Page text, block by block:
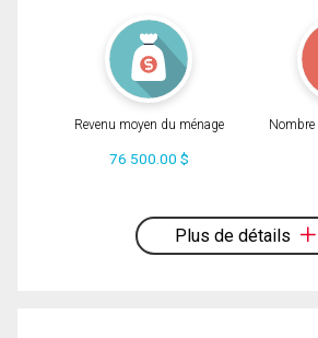
Revenu moyen du ménage
76 500.00 $
Plus de détails